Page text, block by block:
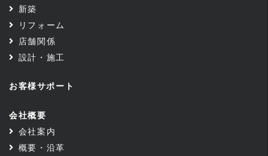
新築
リフォーム
店舗関係
設計・施工
お客様サポート
会社概要
会社案内
概要・沿革